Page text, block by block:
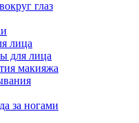
глаз
лица
для лица
макияжа
за ногами